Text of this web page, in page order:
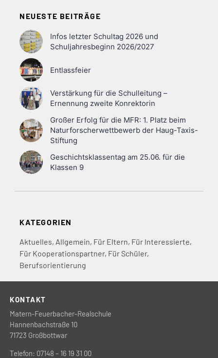
NEUESTE BEITRÄGE
Infos letzter Schultag 2026 und
Schuljahresbeginn 2026/2027
Entlassfeier
Verstärkung für die Schulleitung –
Ernennung zweite Konrektorin
Großer Erfolg für die MFR: 1. Platz beim
Naturforscherwettbewerb der Haug-Taxis-
Stiftung
Geschichtsklassentag am 25.06. für die
Klassen 9
KATEGORIEN
Aktuelles, Allgemein, Für Eltern, Für Interessierte,
Für Kooperationspartner, Für Schüler,
Berufsorientierung
KONTAKT
Matern-Feuerbacher-Realschule
Hannenbachstraße 10
71723 Großbottwar
Telefon: 07148 – 16 19 31 00